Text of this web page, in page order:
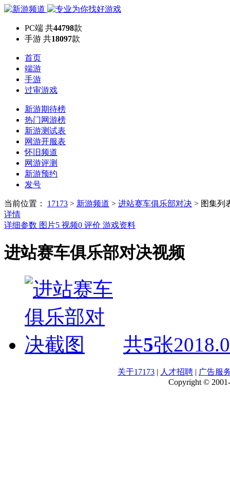
PC端 共44798款
手游 共18097款
首页
端游
手游
过审游戏
新游期待榜
热门网游榜
新游测试表
网游开服表
怀旧频道
网游评测
新游预约
发号
当前位置： 17173 > 新游频道 > 进站赛车俱乐部对决 > 图集列
详情
详细参数 图片5 视频0 评价 游戏资料
进站赛车俱乐部对决视频
共5张
关于17173 | 人才招聘 | 广告服
Copyright ©